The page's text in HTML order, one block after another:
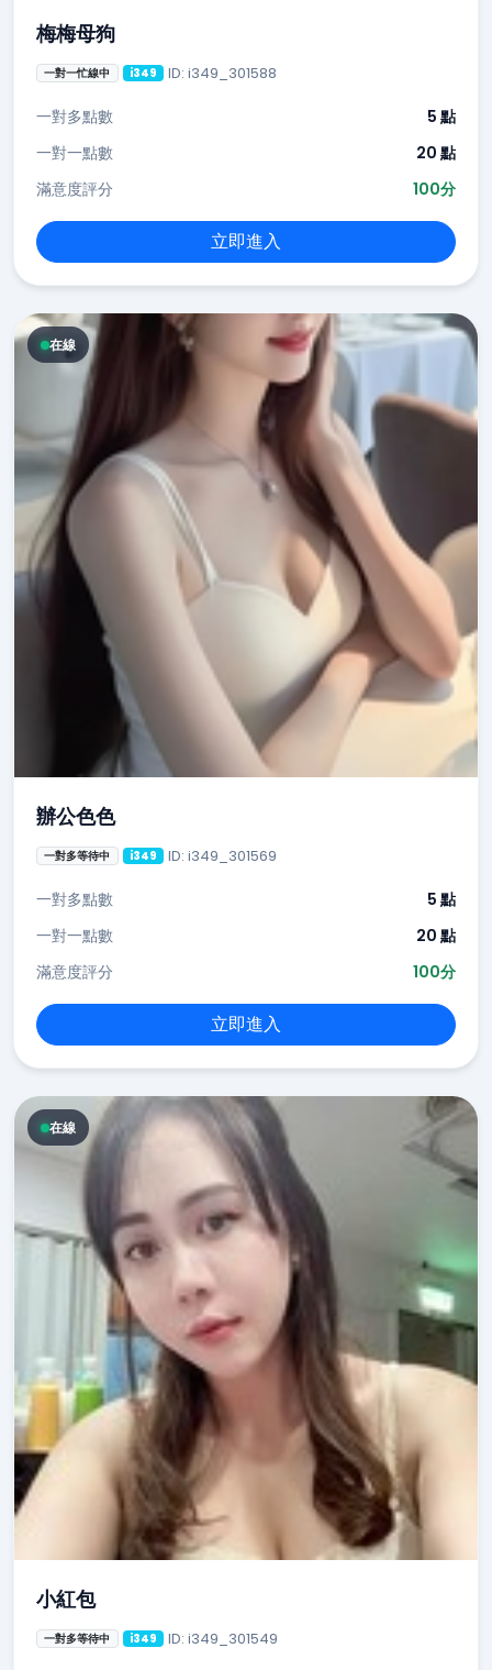
梅梅母狗
一對一忙線中 i349 ID: i349_301588
一對多點數
5 點
一對一點數
20 點
滿意度評分
100分
立即進入
在線
辦公色色
一對多等待中 i349 ID: i349_301569
一對多點數
5 點
一對一點數
20 點
滿意度評分
100分
立即進入
在線
小紅包
一對多等待中 i349 ID: i349_301549